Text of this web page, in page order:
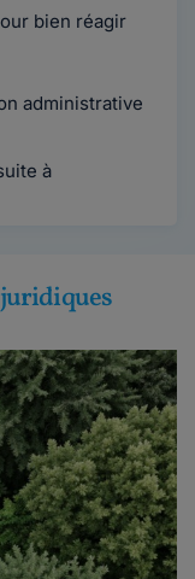
bien réagir
administrative
à